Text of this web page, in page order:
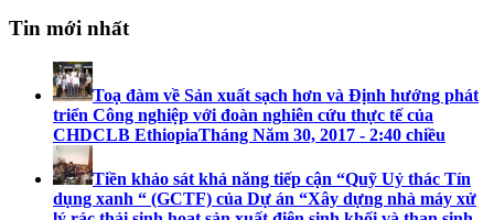
Tin mới nhất
Toạ đàm về Sản xuất sạch hơn và Định hướng phát
triển Công nghiệp với đoàn nghiên cứu thực tế của
CHDCLB EthiopiaTháng Năm 30, 2017 - 2:40 chiều
Tiền khảo sát khả năng tiếp cận “Quỹ Uỷ thác Tín
dụng xanh “ (GCTF) của Dự án “Xây dựng nhà máy xử